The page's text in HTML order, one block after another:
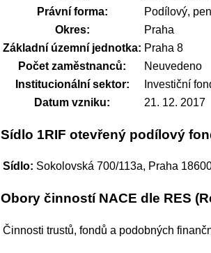
Právní forma:
Podílový,
Okres:
Praha
Základní územní jednotka: Praha 8
Počet zaměstnanců:
Neuvedeno
Institucionální sektor:
Investiční
Datum vzniku:
21. 12. 2017
Sídlo 1RIF otevřený podílový
Sídlo: Sokolovská 700/113a, Praha
Obory činností NACE dle RES
Činnosti trustů, fondů a podobných